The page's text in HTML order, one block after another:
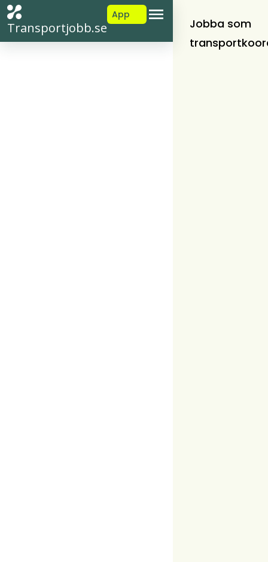
Transportjobb.se
App
Jobba som